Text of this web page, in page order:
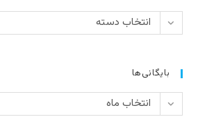
دسته‌ها انتخاب دسته
بایگانی‌ها
بایگانی‌هاانتخاب ماه